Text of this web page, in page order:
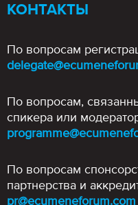
КОНТАКТЫ
По вопросам
По вопросам,
спикера или
По вопросам
партнерства и
pr@ecumeneforum.com